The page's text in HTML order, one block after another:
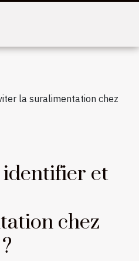
la suralimentation chez
et
chez